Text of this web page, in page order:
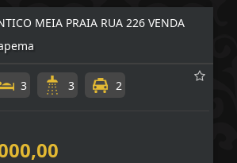
MEIA PRAIA RUA 226 VENDA
3